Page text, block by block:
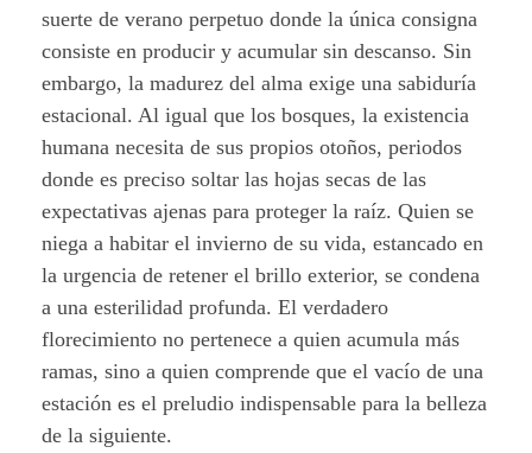
suerte de verano perpetuo donde la única consigna
consiste en producir y acumular sin descanso. Sin
embargo, la madurez del alma exige una sabiduría
estacional. Al igual que los bosques, la existencia
humana necesita de sus propios otoños, periodos
donde es preciso soltar las hojas secas de las
expectativas ajenas para proteger la raíz. Quien se
niega a habitar el invierno de su vida, estancado en
la urgencia de retener el brillo exterior, se condena
a una esterilidad profunda. El verdadero
florecimiento no pertenece a quien acumula más
ramas, sino a quien comprende que el vacío de una
estación es el preludio indispensable para la belleza
de la siguiente.